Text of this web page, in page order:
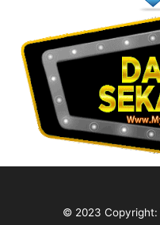
© 2023 Copyright: